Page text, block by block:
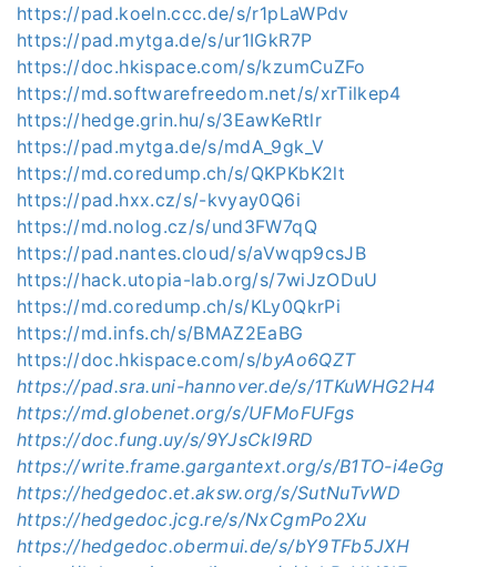
https://pad.koeln.ccc.de/s/r1pLaWPdv
https://pad.mytga.de/s/ur1IGkR7P
https://doc.hkispace.com/s/kzumCuZFo
https://md.softwarefreedom.net/s/xrTilkep4
https://hedge.grin.hu/s/3EawKeRtlr
https://pad.mytga.de/s/mdA_9gk_V
https://md.coredump.ch/s/QKPKbK2lt
https://pad.hxx.cz/s/-kvyay0Q6i
https://md.nolog.cz/s/und3FW7qQ
https://pad.nantes.cloud/s/aVwqp9csJB
https://hack.utopia-lab.org/s/7wiJzODuU
https://md.coredump.ch/s/KLy0QkrPi
https://md.infs.ch/s/BMAZ2EaBG
https://doc.hkispace.com/s/byAo6QZT
https://pad.sra.uni-hannover.de/s/1TKuWHG2H4
https://md.globenet.org/s/UFMoFUFgs
https://doc.fung.uy/s/9YJsCkl9RD
https://write.frame.gargantext.org/s/B1TO-i4eGg
https://hedgedoc.et.aksw.org/s/SutNuTvWD
https://hedgedoc.jcg.re/s/NxCgmPo2Xu
https://hedgedoc.obermui.de/s/bY9TFb5JXH